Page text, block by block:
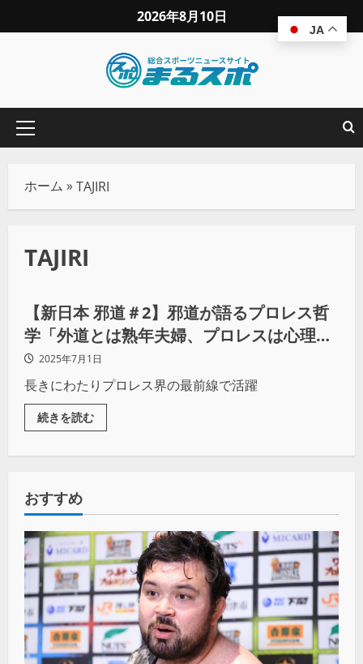
2026年8月10日
ホーム »TAJIRI
TAJIRI
プロレス
【新日本 邪道＃2】邪道が語るプロレス哲
学「外道とは熟年夫婦、プロレスは心理学
だ」2025年7月1日
長きにわたりプロレス界の最前線で活躍
続きを読む
おすすめ
JA